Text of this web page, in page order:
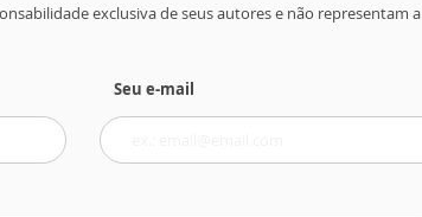
exclusiva de seus autores e não representam a
Seu e-mail